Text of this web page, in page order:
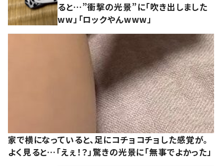
ると…”衝撃の光景”に「吹き出しました
ww」「ロックやんwww」
家で横になっていると、足にコチョコチョした感覚が。
よく見ると…「えぇ！？」驚きの光景に「無事でよかった」